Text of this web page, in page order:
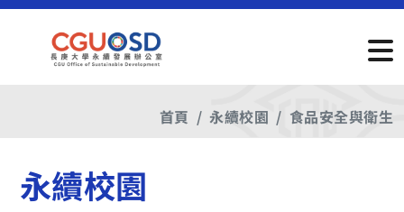
首頁 永續校園 食品安全與衛生
永續校園